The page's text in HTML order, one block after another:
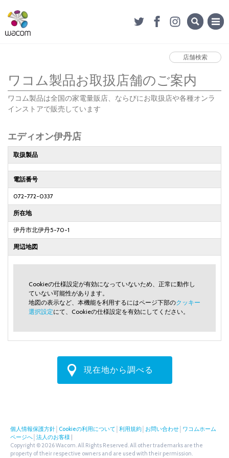
店舗検索
ワコム製品お取扱店舗のご案内
ワコム製品は全国の家電量販店、ならびにお取扱店や各種オンラ
インストアで販売しています
エディオン伊丹店
取扱製品
電話番号
072-772-0337
所在地
伊丹市北伊丹5-70-1
周辺地図
Cookieの仕様設定が有効になっていないため、正常に動作し
ていない可能性があります。
地図の表示など、本機能を利用するにはページ下部のクッキー
選択設定にて、Cookieの仕様設定を有効にしてください。
現在地から調べる
個人情報保護方針 Cookieの利用について 利用規約 お問い合わせ ワコムホーム
ページへ 法人のお客様
Copyright © 2026 Wacom. All Rights Reserved. All other trademarks are the
property of their respective owners and are used with their permission.